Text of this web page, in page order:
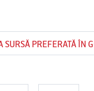
SURSĂ PREFERATĂ ÎN